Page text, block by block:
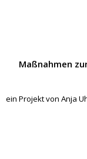
Maßnahmen
ein Projekt von Anja